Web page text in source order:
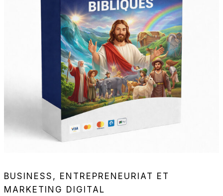
BUSINESS, ENTREPRENEURIAT ET
MARKETING DIGITAL